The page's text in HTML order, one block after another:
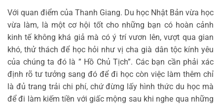
Với quan điểm của Thanh Giang. Du học Nhật Bản vừa học
vừa làm, là một cơ hội tốt cho những bạn có hoàn cảnh
kinh tế không khá giả mà có ý trí vươn lên, vượt qua gian
khó, thử thách để học hỏi như vị cha già dân tộc kính yêu
của chúng ta đó là ” Hồ Chủ Tịch”. Các bạn cần phải xác
định rõ tư tưởng sang đó để đi học còn việc làm thêm chỉ
là đủ trang trải chi phí, chứ đừng lấy hình thức du học mà
để đi làm kiếm tiền với giấc mộng sau khi nghe qua những